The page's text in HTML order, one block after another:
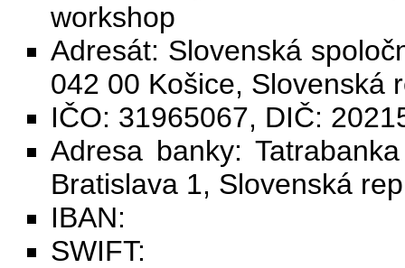
workshop
Adresát: Slovenská
042 00 Košice, Slovenská
IČO: 31965067, DIČ:
Adresa banky:
Bratislava 1, Slovenská
IBAN:
SWIFT: